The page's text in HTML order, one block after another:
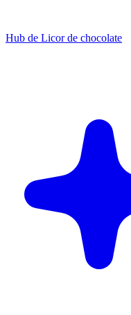
Hub de Licor de chocolate